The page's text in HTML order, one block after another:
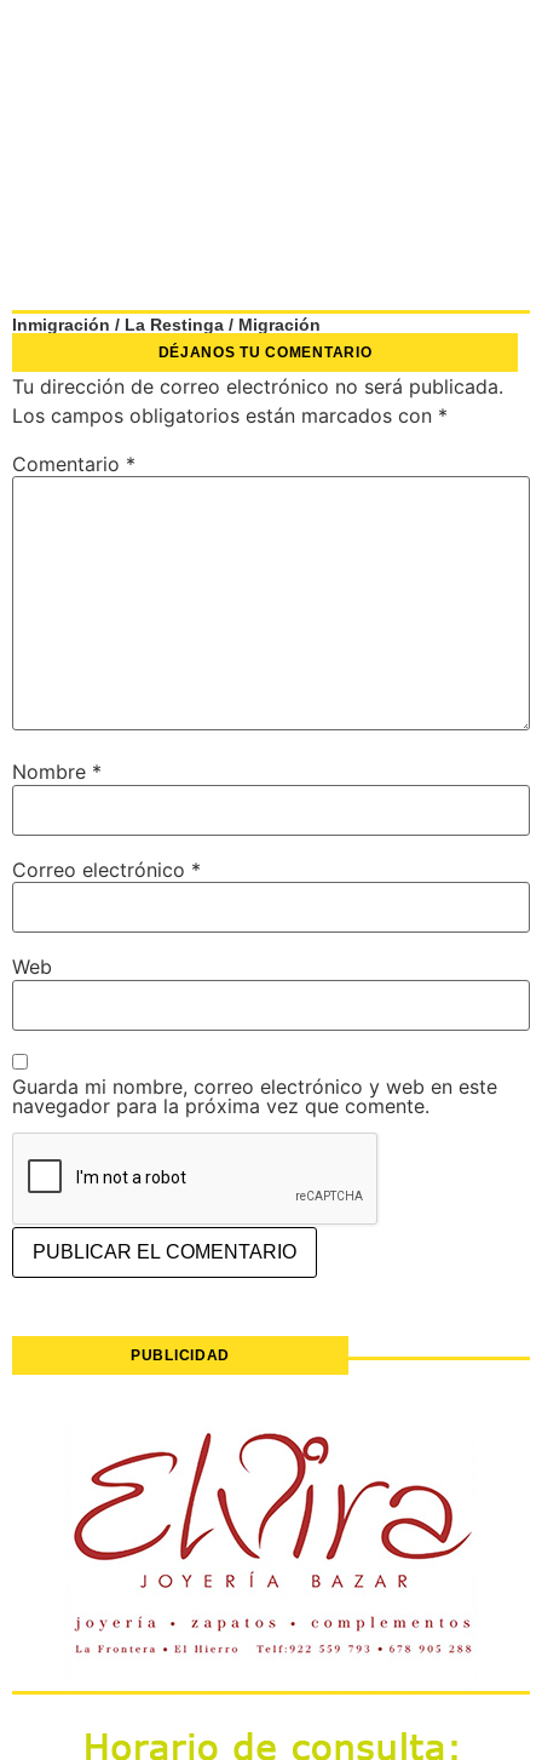
Inmigración / La Restinga / Migración
DÉJANOS TU COMENTARIO
Tu dirección de correo electrónico no será publicada.
Los campos obligatorios están marcados con *
Comentario *
Nombre *
Correo electrónico *
Web
Guarda mi nombre, correo electrónico y web en este
navegador para la próxima vez que comente.
PUBLICIDAD